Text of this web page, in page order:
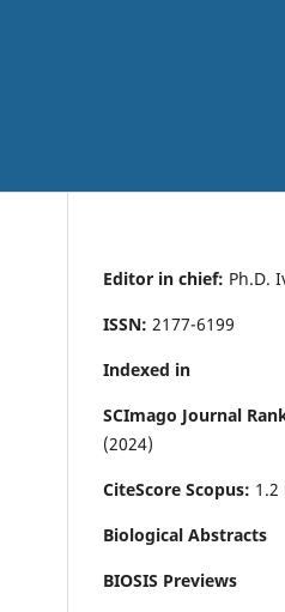
Editor in chief: Ph.D.
ISSN: 2177-6199
Indexed in
SCImago Journal
(2024)
CiteScore Scopus: 1.2
Biological Abstracts
BIOSIS Previews